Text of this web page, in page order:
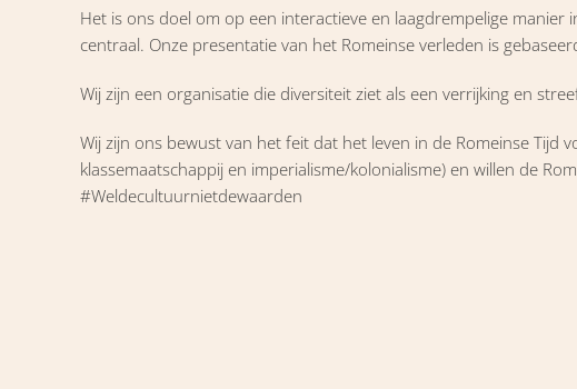
Het is ons doel om op een interactieve en laagdrempelige
centraal. Onze presentatie van het Romeinse verleden is
Wij zijn een organisatie die diversiteit ziet als een verrijking en
Wij zijn ons bewust van het feit dat het leven in de Romeinse Tijd
klassemaatschappij en imperialisme/kolonialisme) en willen de
#Weldecultuurnietdewaarden